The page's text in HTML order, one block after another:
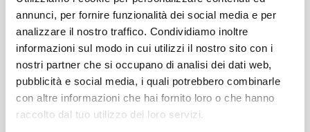
annunci, per fornire funzionalità dei social media e per
analizzare il nostro traffico. Condividiamo inoltre
informazioni sul modo in cui utilizzi il nostro sito con i
nostri partner che si occupano di analisi dei dati web,
pubblicità e social media, i quali potrebbero combinarle
con altre informazioni che hai fornito loro o che hanno
raccolto dal tuo utilizzo dei loro servizi.
Chiedi ad un esperto
Davide di RRTrek
CONTATTA